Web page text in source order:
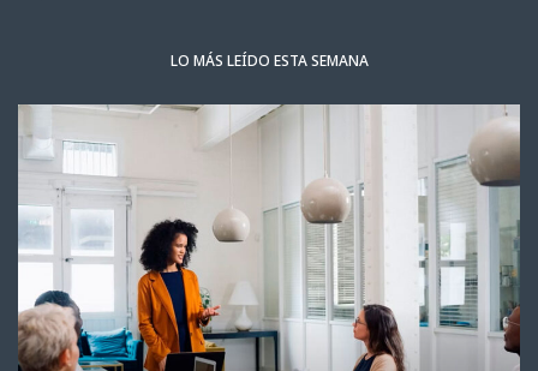
LO MÁS LEÍDO ESTA SEMANA